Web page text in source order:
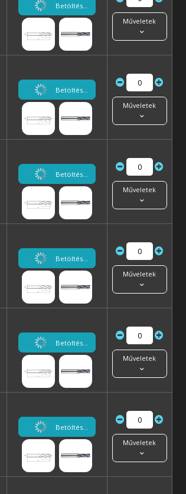
Betöltés...
Műveletek
Betöltés...
Műveletek
Betöltés...
Műveletek
Betöltés...
Műveletek
Betöltés...
Műveletek
Betöltés...
Műveletek